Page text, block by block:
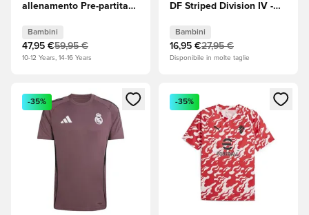
allenamento Pre-partita
Bambini
47,95 €59,95 €
10-12 Years, 14-16 Years
DF Striped Division IV -
(Verde)/Nero/Bianco
Bambini
Bambini
16,95 €27,95 €
Disponibile in molte taglie
Apre una finestra modale per accedere o registrarsi come
-35%
Apre una finestra modale
-35%